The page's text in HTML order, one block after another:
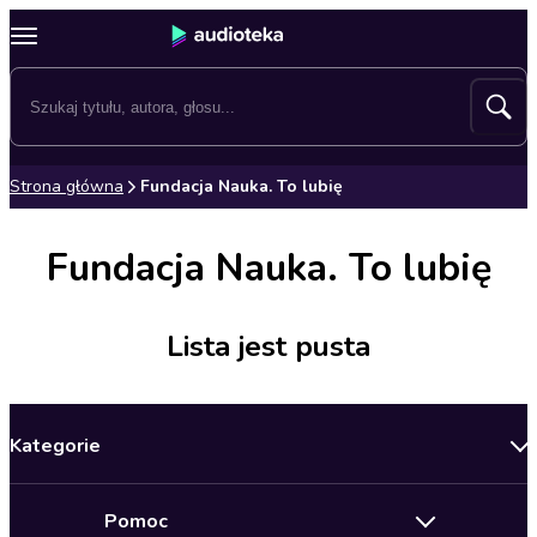
Strona główna Fundacja Nauka. To lubię
Fundacja Nauka. To lubię
Lista jest pusta
Kategorie
Pomoc